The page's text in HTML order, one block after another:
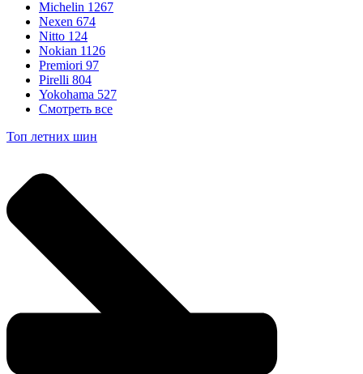
Michelin 1267
Nexen 674
Nitto 124
Nokian 1126
Premiori 97
Pirelli 804
Yokohama 527
Смотреть все
Топ летних шин